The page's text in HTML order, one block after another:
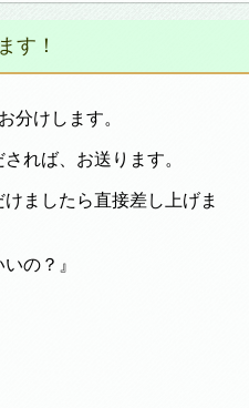
す！
分けします。
れば、お送ります。
ましたら直接差し上げま
の？』